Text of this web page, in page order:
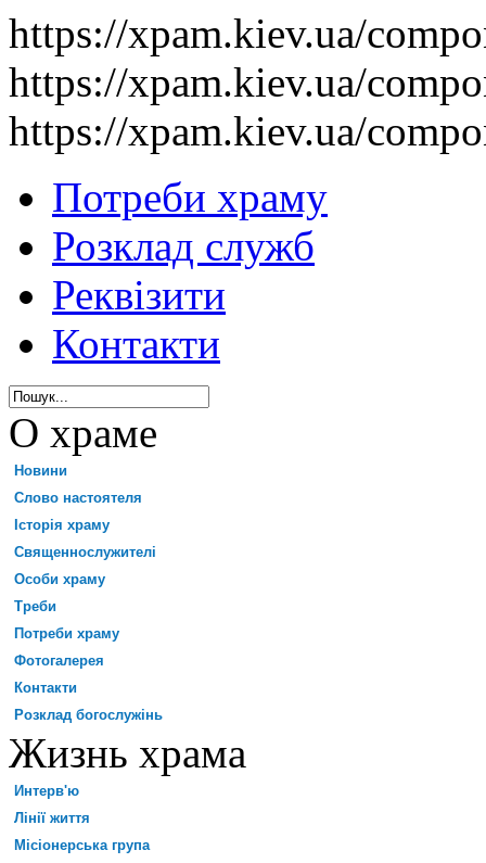
https://xpam.kiev.ua/
https://xpam.kiev.ua/
https://xpam.kiev.ua/
Потреби храму
Розклад служб
Реквізити
Контакти
О храме
Новини
Слово настоятеля
Історія храму
Священнослужителі
Особи храму
Треби
Потреби храму
Фотогалерея
Контакти
Розклад богослужінь
Жизнь храма
Интерв'ю
Лінії життя
Місіонерська група